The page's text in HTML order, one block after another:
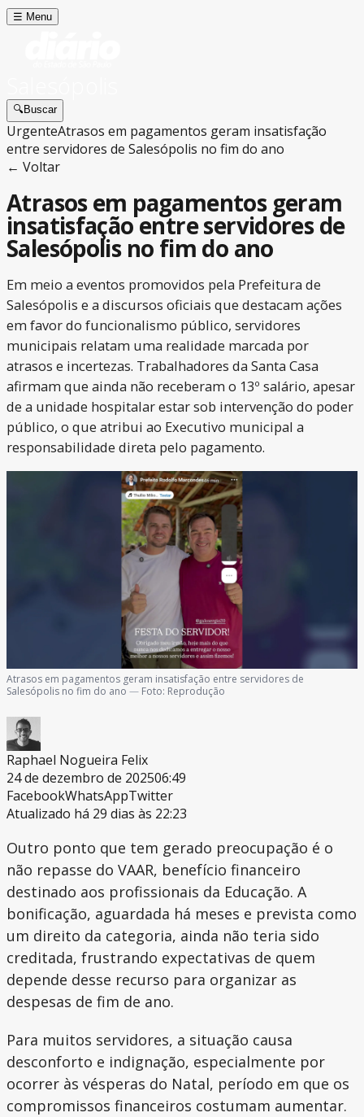
☰ Menu
🔍Buscar
UrgenteAtrasos em pagamentos geram insatisfação
entre servidores de Salesópolis no fim do ano
← Voltar
Atrasos em pagamentos geram
insatisfação entre servidores de
Salesópolis no fim do ano
Em meio a eventos promovidos pela Prefeitura de
Salesópolis e a discursos oficiais que destacam ações
em favor do funcionalismo público, servidores
municipais relatam uma realidade marcada por
atrasos e incertezas. Trabalhadores da Santa Casa
afirmam que ainda não receberam o 13º salário, apesar
de a unidade hospitalar estar sob intervenção do poder
público, o que atribui ao Executivo municipal a
responsabilidade direta pelo pagamento.
Atrasos em pagamentos geram insatisfação entre servidores de
Salesópolis no fim do ano — Foto: Reprodução
Raphael Nogueira Felix
24 de dezembro de 202506:49
FacebookWhatsAppTwitter
Atualizado há 29 dias às 22:23
Outro ponto que tem gerado preocupação é o
não repasse do VAAR, benefício financeiro
destinado aos profissionais da Educação. A
bonificação, aguardada há meses e prevista como
um direito da categoria, ainda não teria sido
creditada, frustrando expectativas de quem
depende desse recurso para organizar as
despesas de fim de ano.
Para muitos servidores, a situação causa
desconforto e indignação, especialmente por
ocorrer às vésperas do Natal, período em que os
compromissos financeiros costumam aumentar.